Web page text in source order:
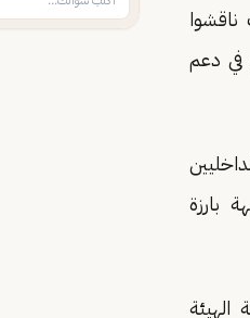
ناقشوا
في دعم
بارزة
الهيئة